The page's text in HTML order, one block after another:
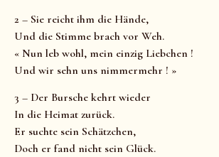
2 – Sie reicht ihm die Hände,
Und die Stimme brach vor Weh.
« Nun leb wohl, mein einzig Liebchen !
Und wir sehn uns nimmermehr ! »
3 – Der Bursche kehrt wieder
In die Heimat zurück.
Er suchte sein Schätzchen,
Doch er fand nicht sein Glück.